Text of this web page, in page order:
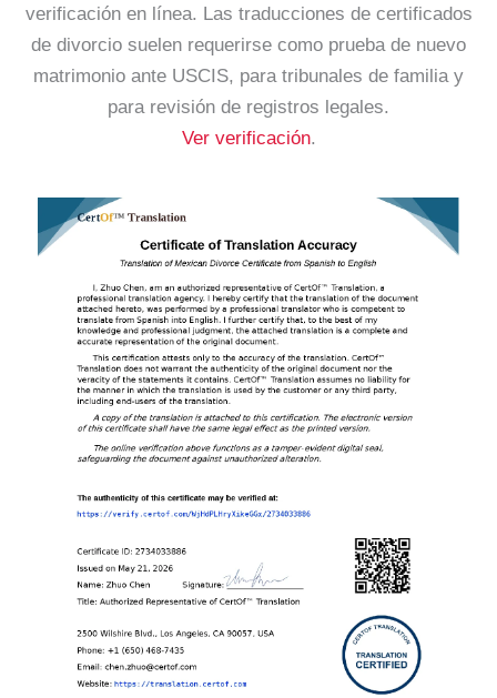
verificación en línea. Las traducciones de certificados
de divorcio suelen requerirse como prueba de nuevo
matrimonio ante USCIS, para tribunales de familia y
para revisión de registros legales.
Ver verificación.